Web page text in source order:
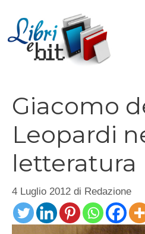
contenuto
Giacomo
Leopardi
letteratura
4 Luglio 2012 di Redazione